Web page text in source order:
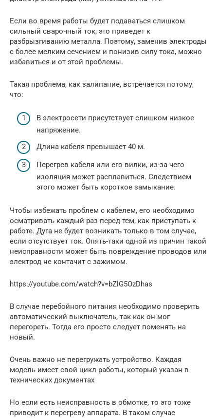
Если во время работы будет подаваться слишком
сильный сварочный ток, это приведет к
разбрызгиванию металла. Поэтому, заменив электроды
с более мелким сечением и понизив силу тока, можно
избавиться и от этой проблемы.
Такая проблема, как залипание, встречается потому,
что:
В электросети присутствует слишком низкое
напряжение.
Длина кабеля превышает 40 м.
Перегрев кабеля или его вилки, из-за чего
изоляция может расплавиться. Следствием
этого может быть короткое замыкание.
Чтобы избежать проблем с кабелем, его необходимо
осматривать каждый раз перед тем, как приступать к
работе. Дуга не будет возникать только в том случае,
если отсутствует ток. Опять-таки одной из причин такой
неисправности может быть повреждение проводов или
электрод не контачит с зажимом.
https://youtube.com/watch?v=bZlG5OzDhas
В случае перебойного питания необходимо проверить
автоматический выключатель, так как он мог
перегореть. Тогда его просто следует поменять на
новый.
Очень важно не перегружать устройство. Каждая
модель имеет свой цикл работы, который указан в
технических документах
Но если есть неисправность в обмотке, то это тоже
приводит к перегреву аппарата. В таком случае